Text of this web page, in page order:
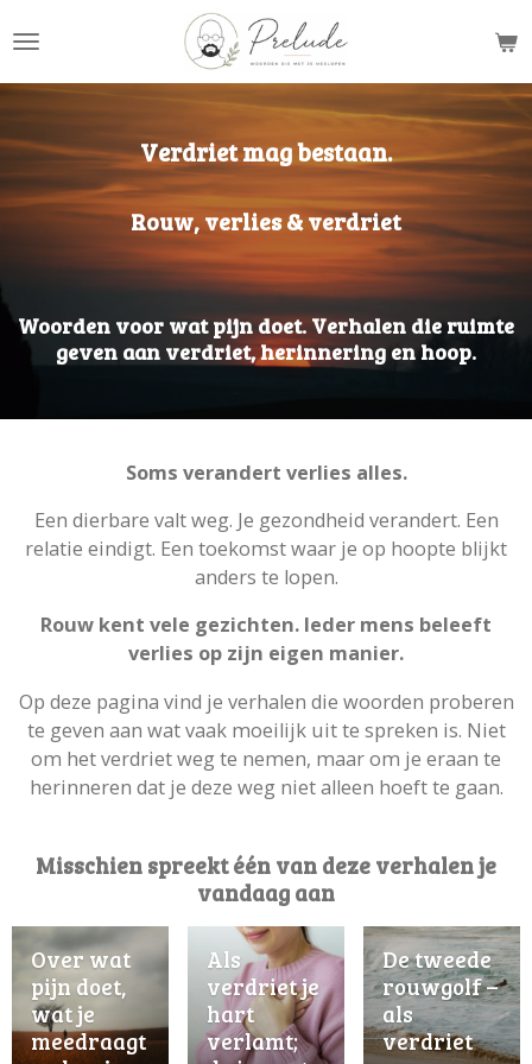
direct
naar
hoofdinhoud
Verdriet mag bestaan.
Rouw, verlies & verdriet
Woorden voor wat pijn doet. Verhalen die ruimte
geven aan verdriet, herinnering en hoop.
Soms verandert verlies alles.
Een dierbare valt weg. Je gezondheid verandert. Een
relatie eindigt. Een toekomst waar je op hoopte blijkt
anders te lopen.
Rouw kent vele gezichten. Ieder mens beleeft
verlies op zijn eigen manier.
Op deze pagina vind je verhalen die woorden proberen
te geven aan wat vaak moeilijk uit te spreken is. Niet
om het verdriet weg te nemen, maar om je eraan te
herinneren dat je deze weg niet alleen hoeft te gaan.
Misschien spreekt één van deze verhalen je
vandaag aan
Over wat
pijn doet,
wat je
meedraagt
Als
verdriet je
hart
verlamt;
De tweede
rouwgolf –
als
verdriet